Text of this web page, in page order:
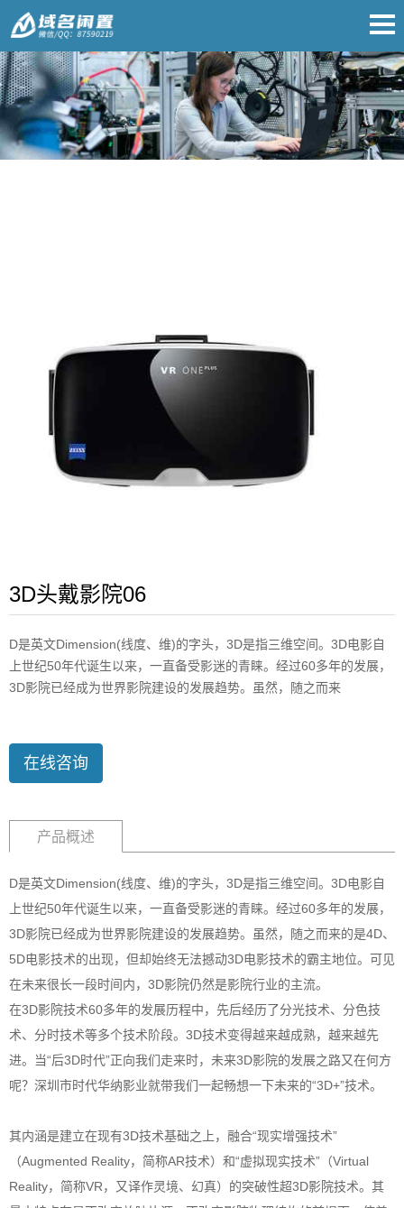
3D头戴影院06
D是英文Dimension(线度、维)的字头，3D是指三维空间。3D电影自
上世纪50年代诞生以来，一直备受影迷的青睐。经过60多年的发展，
3D影院已经成为世界影院建设的发展趋势。虽然，随之而来
在线咨询
产品概述
D是英文Dimension(线度、维)的字头，3D是指三维空间。3D电影自
上世纪50年代诞生以来，一直备受影迷的青睐。经过60多年的发展，
3D影院已经成为世界影院建设的发展趋势。虽然，随之而来的是4D、
5D电影技术的出现，但却始终无法撼动3D电影技术的霸主地位。可见
在未来很长一段时间内，3D影院仍然是影院行业的主流。
在3D影院技术60多年的发展历程中，先后经历了分光技术、分色技
术、分时技术等多个技术阶段。3D技术变得越来越成熟，越来越先
进。当“后3D时代”正向我们走来时，未来3D影院的发展之路又在何方
呢？深圳市时代华纳影业就带我们一起畅想一下未来的“3D+”技术。
其内涵是建立在现有3D技术基础之上，融合“现实增强技术”
（Augmented Reality，简称AR技术）和“虚拟现实技术”（Virtual
Reality，简称VR，又译作灵境、幻真）的突破性超3D影院技术。其